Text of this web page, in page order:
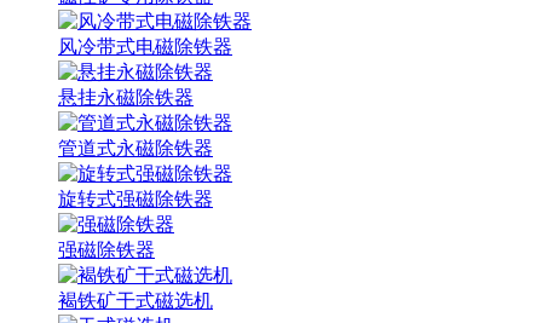
风冷带式电磁除铁器
悬挂永磁除铁器
管道式永磁除铁器
旋转式强磁除铁器
强磁除铁器
褐铁矿干式磁选机